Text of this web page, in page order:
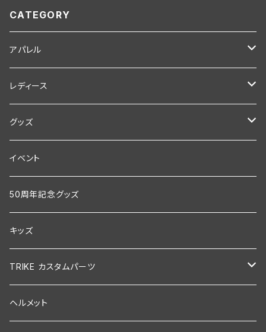
CATEGORY
アパレル
Tシャツ
ポロシャツ
半袖
ツナギ
ジャンパー
長袖
セットアップ
レディース
セットアップ
レディジョーカー
グッズ
CD
本
雑貨
ステッカー
ワッペン
イベント
50周年記念グッズ
キッズ
TRIKE カスタムパーツ
ステッカー
ヘルメット